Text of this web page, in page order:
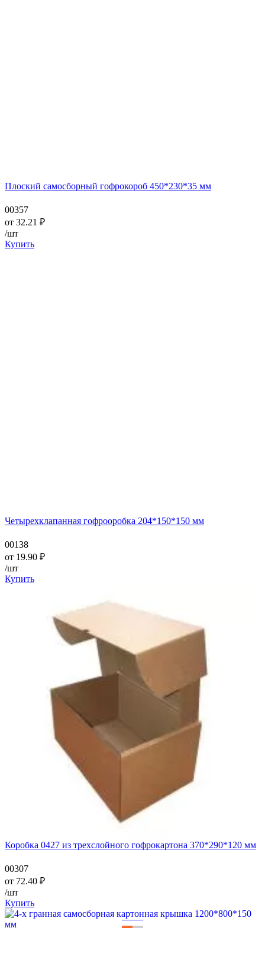
Плоский самосборный гофрокороб 450*230*35 мм
00357
от 32.21 ₽
/шт
Купить
Четырехклапанная гофрооробка 204*150*150 мм
00138
от 19.90 ₽
/шт
Купить
Коробка 0427 из трехслойного гофрокартона 370*290*120 мм
00307
от 72.40 ₽
/шт
Купить
——